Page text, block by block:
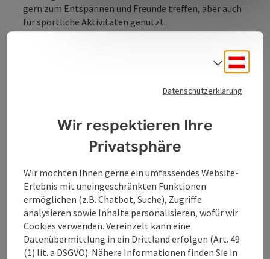
gern zum Entspannen und Freunde treffen, aber auch
für sportliche Aktivitäten genutzt.
Brucknerhaus und großformatige Plastiken des forum
metall. Regelmäßig finden hier Open-Air
Klangwolken im Herbst!
Kontakt
Öffnungszeiten
Datenschutzerklärung
Wir respektieren Ihre
Privatsphäre
Wir möchten Ihnen gerne ein umfassendes Website-
Erlebnis mit uneingeschränkten Funktionen
ermöglichen (z.B. Chatbot, Suche), Zugriffe
analysieren sowie Inhalte personalisieren, wofür wir
Cookies verwenden. Vereinzelt kann eine
Datenübermittlung in ein Drittland erfolgen (Art. 49
(1) lit. a DSGVO). Nähere Informationen finden Sie in